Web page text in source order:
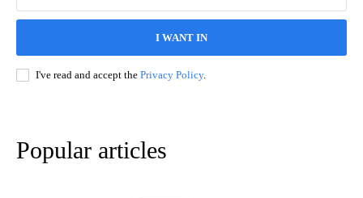
I WANT IN
I've read and accept the Privacy Policy.
Popular articles